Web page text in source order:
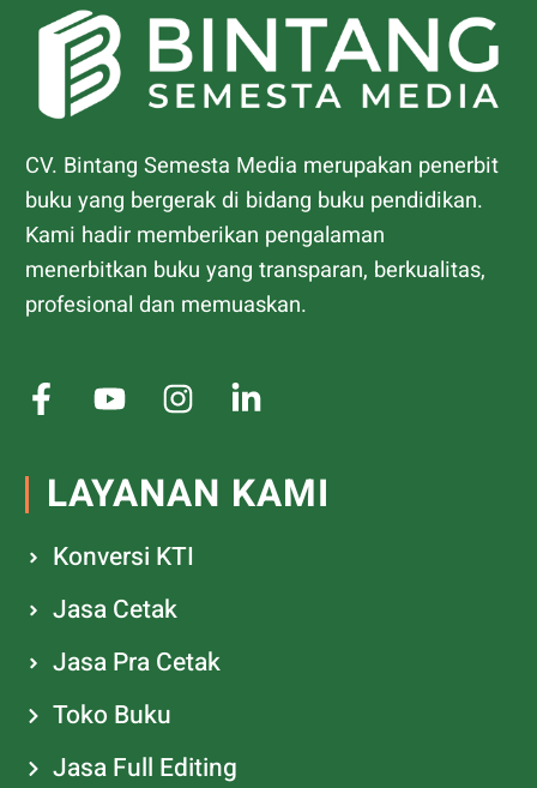
CV. Bintang Semesta Media merupakan penerbit
buku yang bergerak di bidang buku pendidikan.
Kami hadir memberikan pengalaman
menerbitkan buku yang transparan, berkualitas,
profesional dan memuaskan.
LAYANAN KAMI
Konversi KTI
Jasa Cetak
Jasa Pra Cetak
Toko Buku
Jasa Full Editing